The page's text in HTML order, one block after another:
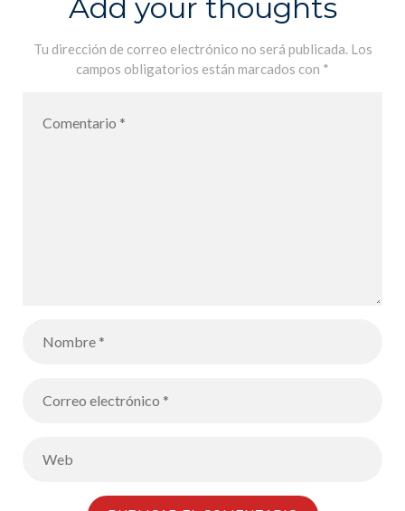
Add your thoughts
Tu dirección de correo electrónico no será publicada. Los
campos obligatorios están marcados con *